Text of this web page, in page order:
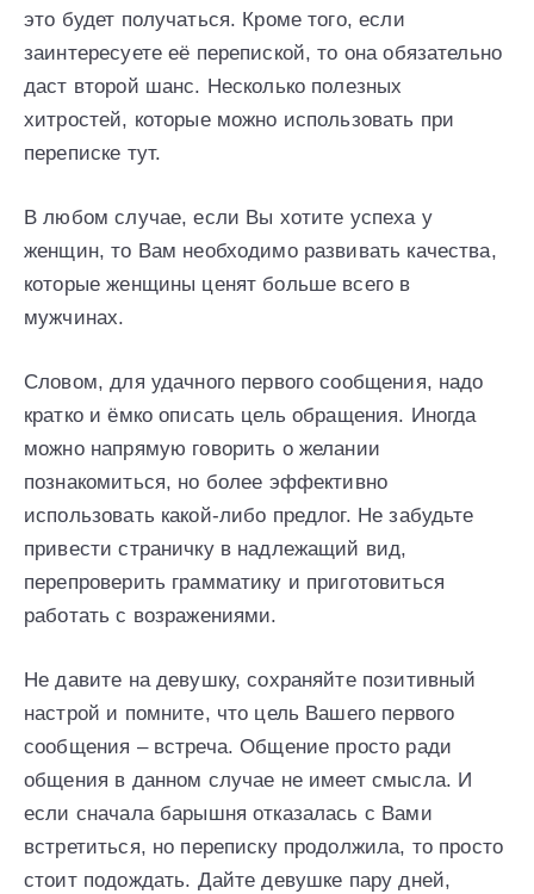
это будет получаться. Кроме того, если
заинтересуете её перепиской, то она обязательно
даст второй шанс. Несколько полезных
хитростей, которые можно использовать при
переписке тут.
В любом случае, если Вы хотите успеха у
женщин, то Вам необходимо развивать качества,
которые женщины ценят больше всего в
мужчинах.
Словом, для удачного первого сообщения, надо
кратко и ёмко описать цель обращения. Иногда
можно напрямую говорить о желании
познакомиться, но более эффективно
использовать какой-либо предлог. Не забудьте
привести страничку в надлежащий вид,
перепроверить грамматику и приготовиться
работать с возражениями.
Не давите на девушку, сохраняйте позитивный
настрой и помните, что цель Вашего первого
сообщения – встреча. Общение просто ради
общения в данном случае не имеет смысла. И
если сначала барышня отказалась с Вами
встретиться, но переписку продолжила, то просто
стоит подождать. Дайте девушке пару дней,